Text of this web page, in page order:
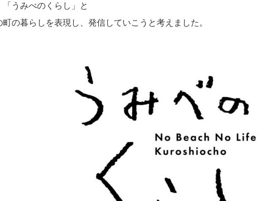
うみべのくらし」と
の暮らしを表現し、発信していこうと考えました。